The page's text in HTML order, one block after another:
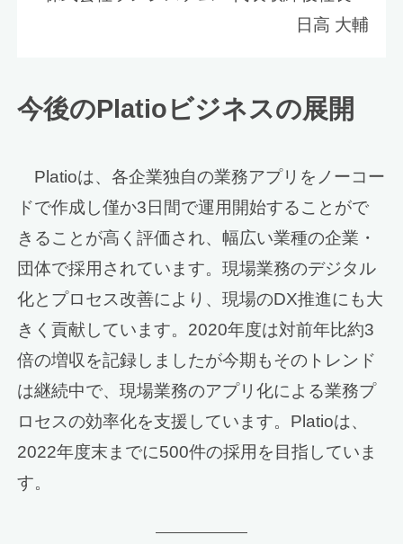
日高 大輔
今後のPlatioビジネスの展開
Platioは、各企業独自の業務アプリをノーコー
ドで作成し僅か3日間で運用開始することがで
きることが高く評価され、幅広い業種の企業・
団体で採用されています。現場業務のデジタル
化とプロセス改善により、現場のDX推進にも大
きく貢献しています。2020年度は対前年比約3
倍の増収を記録しましたが今期もそのトレンド
は継続中で、現場業務のアプリ化による業務プ
ロセスの効率化を支援しています。Platioは、
2022年度末までに500件の採用を目指していま
す。